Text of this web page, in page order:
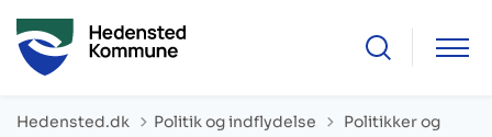
Hedensted.dk Politik og indflydelse Tilbage til
Politikker og